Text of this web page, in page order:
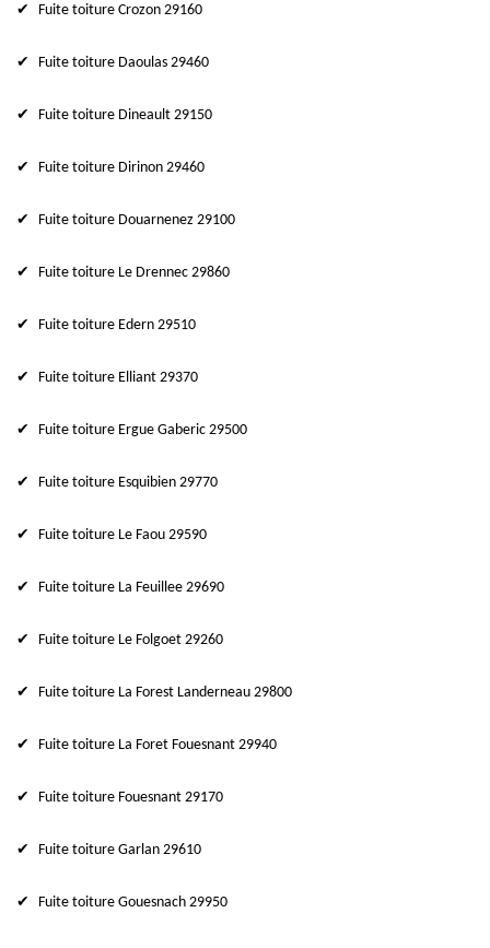
Fuite toiture Crozon 29160
Fuite toiture Daoulas 29460
Fuite toiture Dineault 29150
Fuite toiture Dirinon 29460
Fuite toiture Douarnenez 29100
Fuite toiture Le Drennec 29860
Fuite toiture Edern 29510
Fuite toiture Elliant 29370
Fuite toiture Ergue Gaberic 29500
Fuite toiture Esquibien 29770
Fuite toiture Le Faou 29590
Fuite toiture La Feuillee 29690
Fuite toiture Le Folgoet 29260
Fuite toiture La Forest Landerneau 29800
Fuite toiture La Foret Fouesnant 29940
Fuite toiture Fouesnant 29170
Fuite toiture Garlan 29610
Fuite toiture Gouesnach 29950